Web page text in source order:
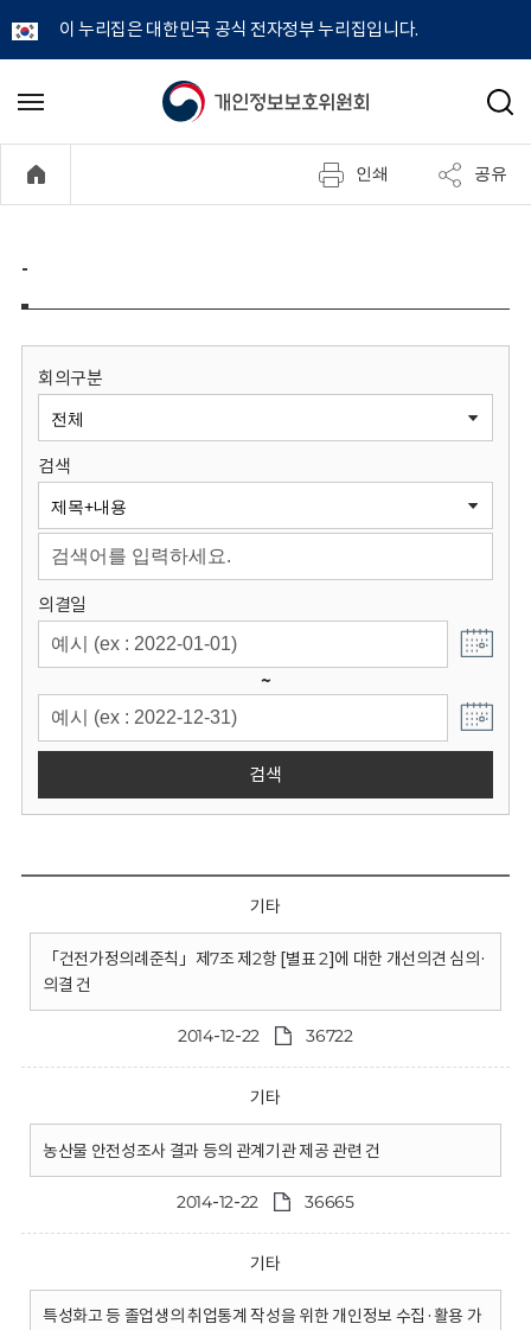
이 누리집은 대한민국 공식 전자정부 누리집입니다.
개
정
보
원
회
메
기
검
인쇄 공유
-
회의구분
검색
의결일
~
검색
기타
「건전가정의례준칙」제7조 제2항 [별표 2]에 대한 개선의견 심의·
의결 건
2014-12-22 36722
기타
농산물 안전성조사 결과 등의 관계기관 제공 관련 건
2014-12-22 36665
기타
특성화고 등 졸업생의 취업통계 작성을 위한 개인정보 수집·활용 가